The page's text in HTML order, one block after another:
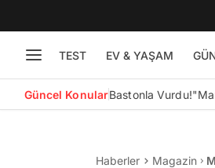
TEST EV & YAŞAM
Güncel KonularBastonla Vurdu!
Haberler Magazin